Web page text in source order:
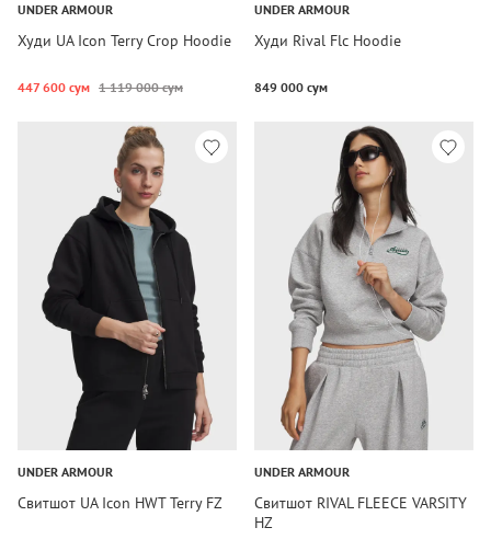
UNDER ARMOUR
Худи UA Icon Terry Crop Hoodie
447 600 сум 1 119 000 сум
UNDER ARMOUR
Худи Rival Flc Hoodie
849 000 сум
UNDER ARMOUR
Свитшот UA Icon HWT Terry FZ
UNDER ARMOUR
Свитшот RIVAL FLEECE VARSITY
HZ